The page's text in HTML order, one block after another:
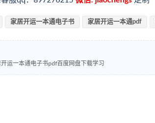
家居开运一本通电子书 家居开运一本通pdf
运一本通电子书pdf百度网盘下载学习